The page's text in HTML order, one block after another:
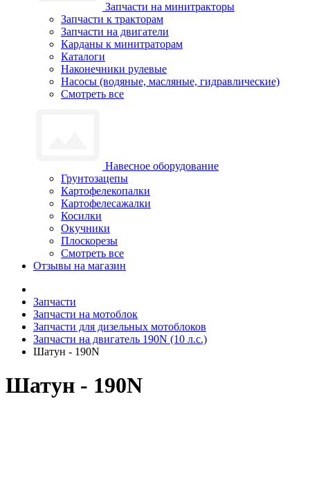
Запчасти на минитракторы
Запчасти к тракторам
Запчасти на двигатели
Карданы к минитраторам
Каталоги
Наконечники рулевые
Насосы (водяные, масляные, гидравлические)
Смотреть все
Навесное оборудование
Грунтозацепы
Картофелекопалки
Картофелесажалки
Косилки
Окучники
Плоскорезы
Смотреть все
Отзывы на магазин
Запчасти
Запчасти на мотоблок
Запчасти для дизельных мотоблоков
Запчасти на двигатель 190N (10 л.с.)
Шатун - 190N
Шатун - 190N